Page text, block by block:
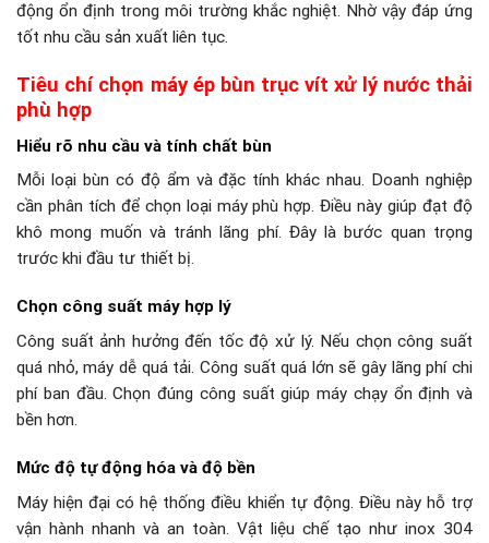
động ổn định trong môi trường khắc nghiệt. Nhờ vậy đáp ứng
tốt nhu cầu sản xuất liên tục.
Tiêu chí chọn máy ép bùn trục vít xử lý nước thải
phù hợp
Hiểu rõ nhu cầu và tính chất bùn
Mỗi loại bùn có độ ẩm và đặc tính khác nhau. Doanh nghiệp
cần phân tích để chọn loại máy phù hợp. Điều này giúp đạt độ
khô mong muốn và tránh lãng phí. Đây là bước quan trọng
trước khi đầu tư thiết bị.
Chọn công suất máy hợp lý
Công suất ảnh hưởng đến tốc độ xử lý. Nếu chọn công suất
quá nhỏ, máy dễ quá tải. Công suất quá lớn sẽ gây lãng phí chi
phí ban đầu. Chọn đúng công suất giúp máy chạy ổn định và
bền hơn.
Mức độ tự động hóa và độ bền
Máy hiện đại có hệ thống điều khiển tự động. Điều này hỗ trợ
vận hành nhanh và an toàn. Vật liệu chế tạo như inox 304